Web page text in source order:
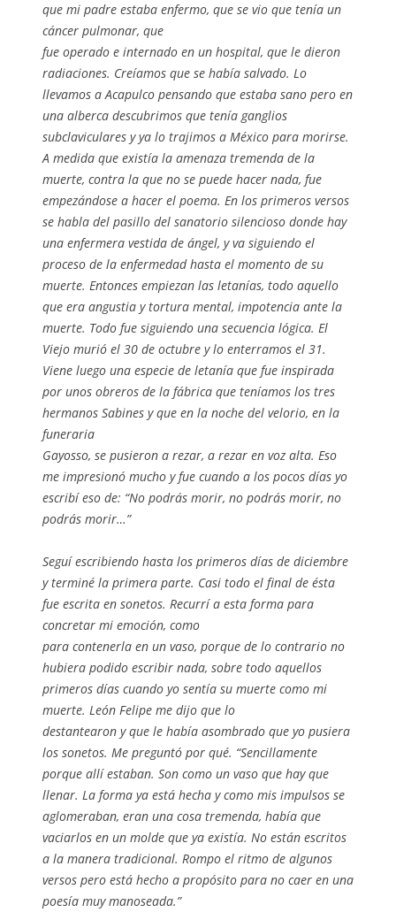
que mi padre estaba enfermo, que se vio que tenía un
cáncer pulmonar, que
fue operado e internado en un hospital, que le dieron
radiaciones. Creíamos que se había salvado. Lo
llevamos a Acapulco pensando que estaba sano pero en
una alberca descubrimos que tenía ganglios
subclaviculares y ya lo trajimos a México para morirse.
A medida que existía la amenaza tremenda de la
muerte, contra la que no se puede hacer nada, fue
empezándose a hacer el poema. En los primeros versos
se habla del pasillo del sanatorio silencioso donde hay
una enfermera vestida de ángel, y va siguiendo el
proceso de la enfermedad hasta el momento de su
muerte. Entonces empiezan las letanías, todo aquello
que era angustia y tortura mental, impotencia ante la
muerte. Todo fue siguiendo una secuencia lógica. El
Viejo murió el 30 de octubre y lo enterramos el 31.
Viene luego una especie de letanía que fue inspirada
por unos obreros de la fábrica que teníamos los tres
hermanos Sabines y que en la noche del velorio, en la
funeraria
Gayosso, se pusieron a rezar, a rezar en voz alta. Eso
me impresionó mucho y fue cuando a los pocos días yo
escribí eso de: “No podrás morir, no podrás morir, no
podrás morir…”
Seguí escribiendo hasta los primeros días de diciembre
y terminé la primera parte. Casi todo el final de ésta
fue escrita en sonetos. Recurrí a esta forma para
concretar mi emoción, como
para contenerla en un vaso, porque de lo contrario no
hubiera podido escribir nada, sobre todo aquellos
primeros días cuando yo sentía su muerte como mi
muerte. León Felipe me dijo que lo
destantearon y que le había asombrado que yo pusiera
los sonetos. Me preguntó por qué. “Sencillamente
porque allí estaban. Son como un vaso que hay que
llenar. La forma ya está hecha y como mis impulsos se
aglomeraban, eran una cosa tremenda, había que
vaciarlos en un molde que ya existía. No están escritos
a la manera tradicional. Rompo el ritmo de algunos
versos pero está hecho a propósito para no caer en una
poesía muy manoseada.”